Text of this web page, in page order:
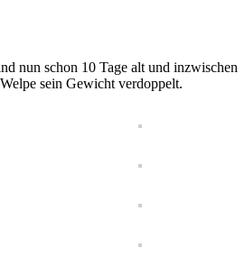
nun schon 10 Tage alt und inzwischen
sein Gewicht verdoppelt.